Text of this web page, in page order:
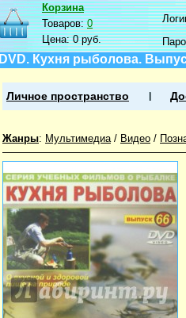
Корзина
Товаров:0
Цена:0 руб.
DVD. Кухня рыболова.
Личное пространство
Жанры: Мультимедиа/ Видео /